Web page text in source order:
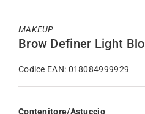
MAKEUP
Brow Definer Light
Codice EAN: 018084999929
Contenitore/Astuccio